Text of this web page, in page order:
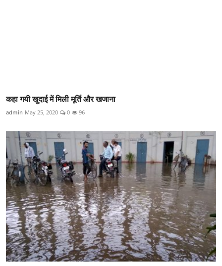
कहा गयी खुदाई में मिली मूर्ति और खजाना
admin May 25, 2020 0 96